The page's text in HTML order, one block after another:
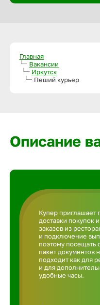
Главная
Вакансии
Иркутск
Пеший курьер
Описание
Купер приглашает
доставки покупок
заказов из
и подключение
поэтому посещать
пакет документов
подходит как для
и для
удобные часы.